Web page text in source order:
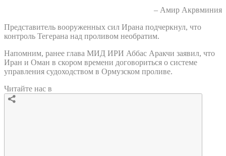
– Амир Акрвминия
Представитель вооруженных сил Ирана подчеркнул, что
контроль Тегерана над проливом необратим.
Напомним, ранее глава МИД ИРИ Аббас Аракчи заявил, что
Иран и Оман в скором времени договориться о системе
управления судоходством в Ормузском проливе.
Читайте нас в